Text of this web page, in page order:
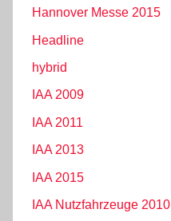
Hannover Messe 2015
Headline
hybrid
IAA 2009
IAA 2011
IAA 2013
IAA 2015
IAA Nutzfahrzeuge 2010